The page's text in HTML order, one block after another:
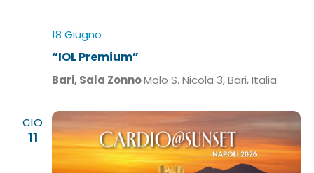
18 Giugno
“IOL Premium”
Bari, Sala ZonnoMolo S. Nicola 3, Bari, Italia
GIO
11